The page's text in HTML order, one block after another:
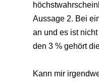
Aussage 2. Bei
an und es ist
den 3 % gehört
Kann mir